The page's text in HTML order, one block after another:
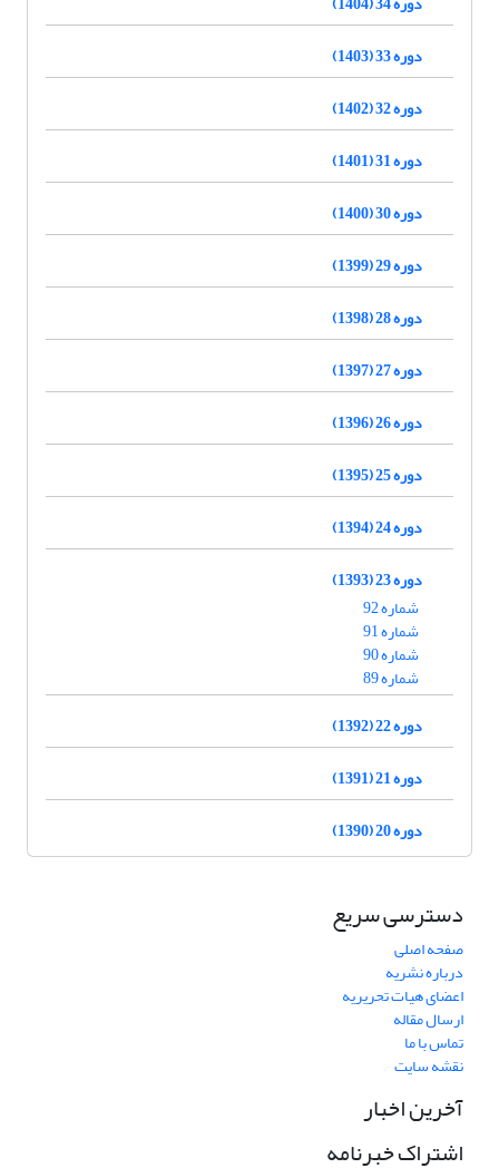
دوره 33 (1403)
دوره 32 (1402)
دوره 31 (1401)
دوره 30 (1400)
دوره 29 (1399)
دوره 28 (1398)
دوره 27 (1397)
دوره 26 (1396)
دوره 25 (1395)
دوره 24 (1394)
دوره 23 (1393)
شماره 92
شماره 91
شماره 90
شماره 89
دوره 22 (1392)
دوره 21 (1391)
دوره 20 (1390)
دسترسی سریع
صفحه اصلی
درباره نشریه
اعضای هیات تحریریه
ارسال مقاله
تماس با ما
نقشه سایت
آخرین اخبار
اشتراک خبرنامه